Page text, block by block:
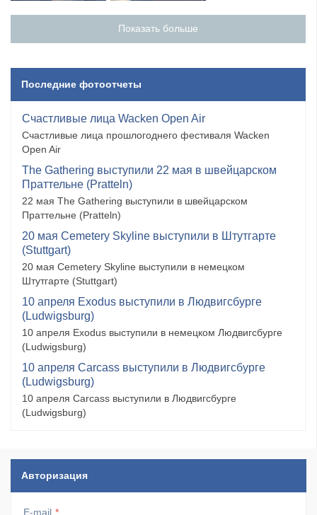
Показать больше
Последние фотоотчеты
Счастливые лица Wacken Open Air
Счастливые лица прошлогоднего фестиваля Wacken
Open Air
The Gathering выступили 22 мая в швейцарском
Праттельне (Pratteln)
22 мая The Gathering выступили в швейцарском
Праттельне (Pratteln)
20 мая Cemetery Skyline выступили в Штутгарте
(Stuttgart)
20 мая Cemetery Skyline выступили в немецком
Штутгарте (Stuttgart)
10 апреля Exodus выступили в Людвигсбурге
(Ludwigsburg)
10 апреля Exodus выступили в немецком Людвигсбурге
(Ludwigsburg)
10 апреля Carcass выступили в Людвигсбурге
(Ludwigsburg)
10 апреля Carcass выступили в Людвигсбурге
(Ludwigsburg)
Авторизация
E-mail